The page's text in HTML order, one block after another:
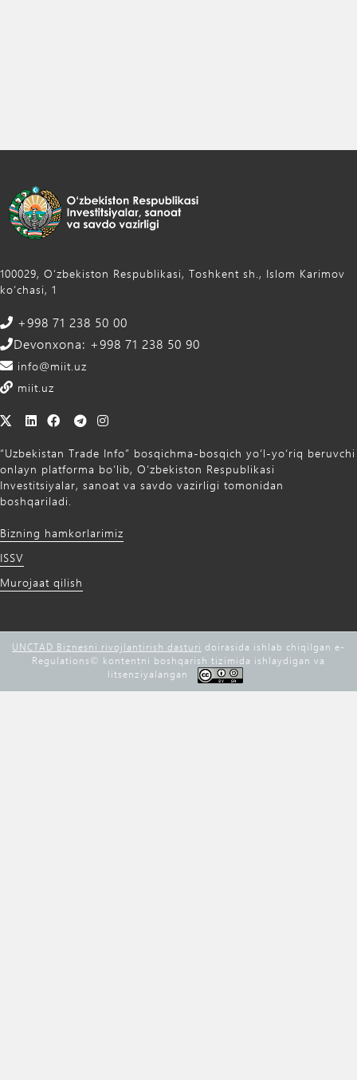
100029, Oʻzbekiston Respublikasi, Toshkent sh., Islom Karimov
ko‘chasi, 1
+998 71 238 50 00
Devonxona: +998 71 238 50 90
info@miit.uz
miit.uz
“Uzbekistan Trade Info” bosqichma-bosqich yo‘l-yo‘riq beruvchi
onlayn platforma bo‘lib, O‘zbekiston Respublikasi
Investitsiyalar, sanoat va savdo vazirligi tomonidan
boshqariladi.
Bizning hamkorlarimiz
ISSV
Murojaat qilish
UNCTAD Biznesni rivojlantirish dasturi doirasida ishlab chiqilgan e-
Regulations©️ kontentni boshqarish tizimida ishlaydigan va
litsenziyalangan